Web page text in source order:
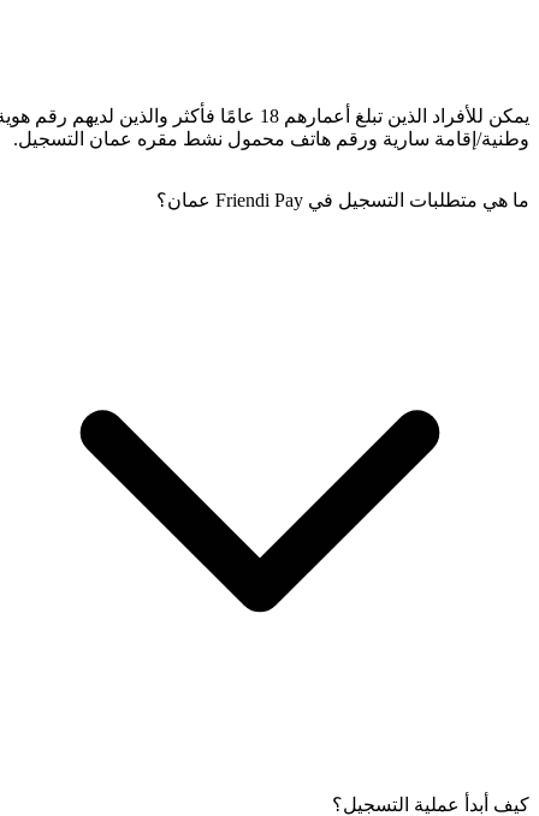
يمكن للأفراد الذين تبلغ أعمارهم 18 عامًا فأكثر والذين لديهم رقم هوية
وطنية/إقامة سارية ورقم هاتف محمول نشط مقره عمان التسجيل.
ما هي متطلبات التسجيل في Friendi Pay عمان؟
كيف أبدأ عملية التسجيل؟